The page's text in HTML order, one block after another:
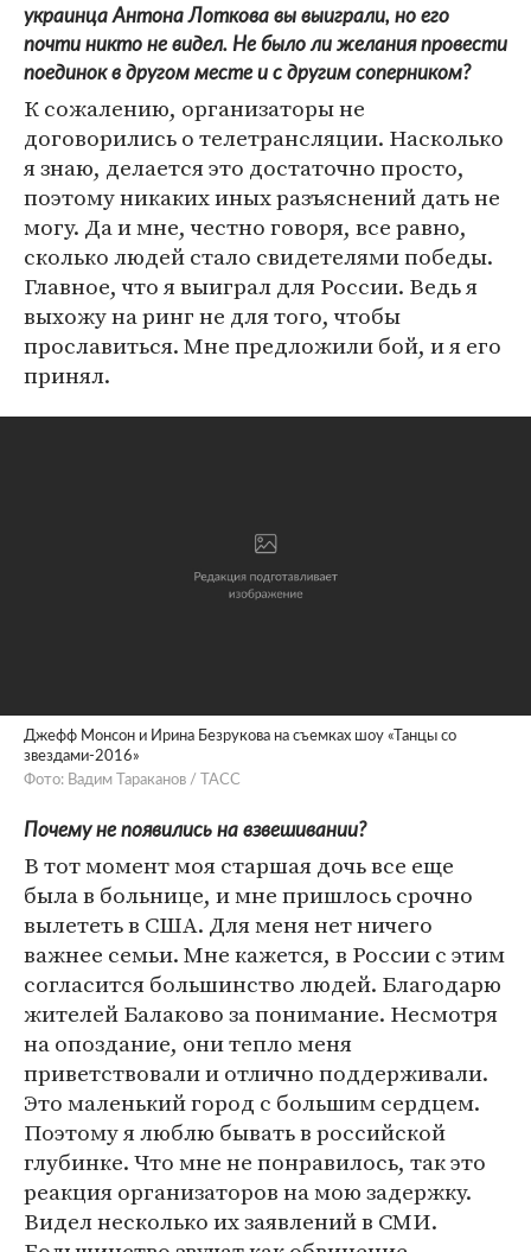
украинца Антона Лоткова вы выиграли, но его
почти никто не видел. Не было ли желания провести
поединок в другом месте и с другим соперником?
К сожалению, организаторы не
договорились о телетрансляции. Насколько
я знаю, делается это достаточно просто,
поэтому никаких иных разъяснений дать не
могу. Да и мне, честно говоря, все равно,
сколько людей стало свидетелями победы.
Главное, что я выиграл для России. Ведь я
выхожу на ринг не для того, чтобы
прославиться. Мне предложили бой, и я его
принял.
Джефф Монсон и Ирина Безрукова на съемках шоу «Танцы со
звездами-2016»
Фото: Вадим Тараканов / ТАСС
Почему не появились на взвешивании?
В тот момент моя старшая дочь все еще
была в больнице, и мне пришлось срочно
вылететь в США. Для меня нет ничего
важнее семьи. Мне кажется, в России с этим
согласится большинство людей. Благодарю
жителей Балаково за понимание. Несмотря
на опоздание, они тепло меня
приветствовали и отлично поддерживали.
Это маленький город с большим сердцем.
Поэтому я люблю бывать в российской
глубинке. Что мне не понравилось, так это
реакция организаторов на мою задержку.
Видел несколько их заявлений в СМИ.